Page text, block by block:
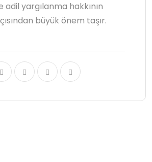
yargılanma hakkının
büyük önem taşır.